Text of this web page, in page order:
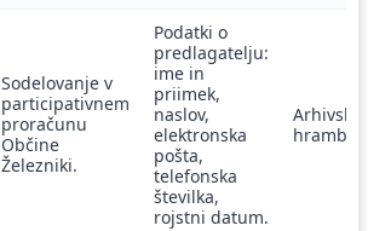
Sodelovanje v
participativnem
proračunu
Občine
Železniki.
Podatki o
predlagatelju:
ime in
priimek,
naslov,
elektronska
pošta,
telefonska
številka,
rojstni datum.
Arhivska
hramba.